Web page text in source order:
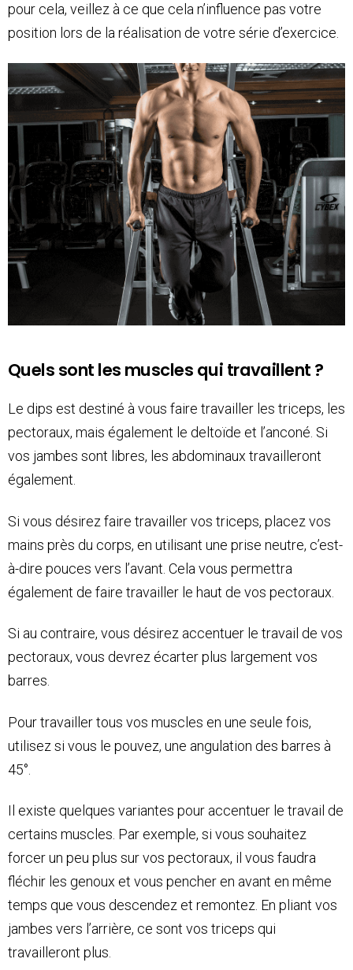
pour cela, veillez à ce que cela n’influence pas votre
position lors de la réalisation de votre série d’exercice.
Quels sont les muscles qui travaillent ?
Le dips est destiné à vous faire travailler les triceps, les
pectoraux, mais également le deltoïde et l’anconé. Si
vos jambes sont libres, les abdominaux travailleront
également.
Si vous désirez faire travailler vos triceps, placez vos
mains près du corps, en utilisant une prise neutre, c’est-
à-dire pouces vers l’avant. Cela vous permettra
également de faire travailler le haut de vos pectoraux.
Si au contraire, vous désirez accentuer le travail de vos
pectoraux, vous devrez écarter plus largement vos
barres.
Pour travailler tous vos muscles en une seule fois,
utilisez si vous le pouvez, une angulation des barres à
45°.
Il existe quelques variantes pour accentuer le travail de
certains muscles. Par exemple, si vous souhaitez
forcer un peu plus sur vos pectoraux, il vous faudra
fléchir les genoux et vous pencher en avant en même
temps que vous descendez et remontez. En pliant vos
jambes vers l’arrière, ce sont vos triceps qui
travailleront plus.